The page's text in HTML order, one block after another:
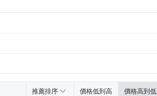
推薦排序 價格低到高 價格高到低